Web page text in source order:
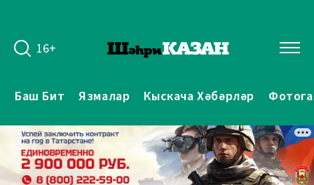
16+
Баш Бит Язмалар Кыскача Хәбәрләр